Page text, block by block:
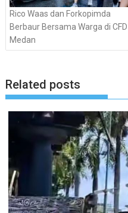
Rico Waas dan Forkopimda
Berbaur Bersama Warga di CFD
Medan
Related posts